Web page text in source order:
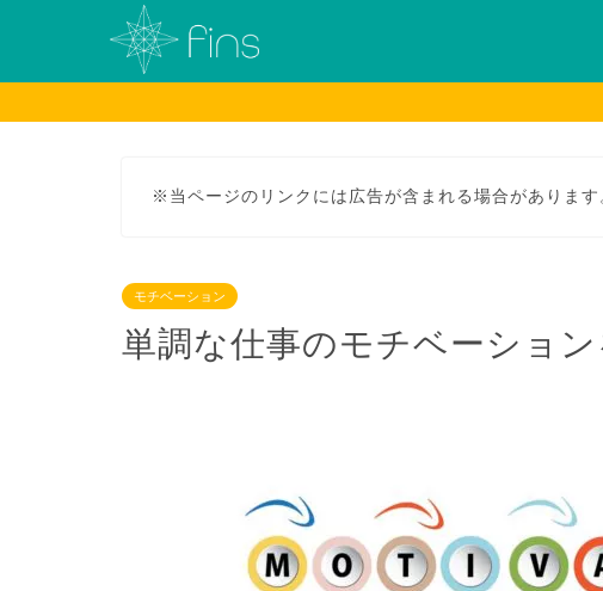
※当ページのリンクには広告が含まれる場合があります
モチベーション
単調な仕事のモチベーション